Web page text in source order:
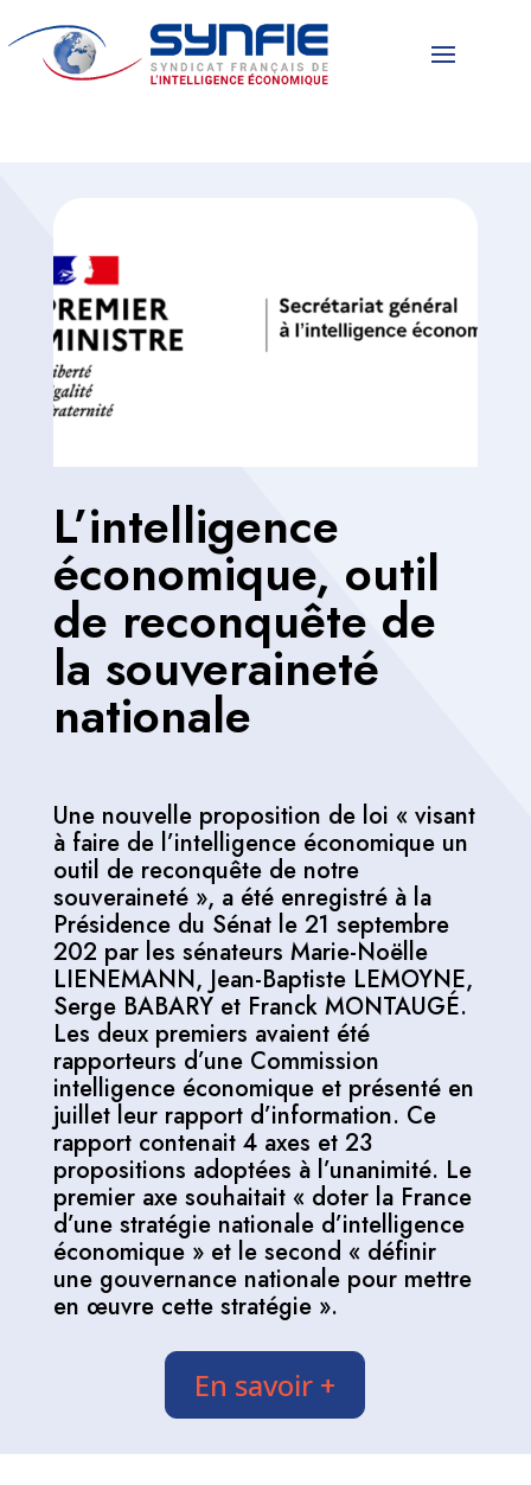
L’intelligence
économique, outil
de reconquête de
la souveraineté
nationale
Une nouvelle proposition de loi « visant
à faire de l’intelligence économique un
outil de reconquête de notre
souveraineté », a été enregistré à la
Présidence du Sénat le 21 septembre
202 par les sénateurs Marie-Noëlle
LIENEMANN, Jean-Baptiste LEMOYNE,
Serge BABARY et Franck MONTAUGÉ.
Les deux premiers avaient été
rapporteurs d’une Commission
intelligence économique et présenté en
juillet leur rapport d’information. Ce
rapport contenait 4 axes et 23
propositions adoptées à l’unanimité. Le
premier axe souhaitait « doter la France
d’une stratégie nationale d’intelligence
économique » et le second « définir
une gouvernance nationale pour mettre
en œuvre cette stratégie ».
En savoir +